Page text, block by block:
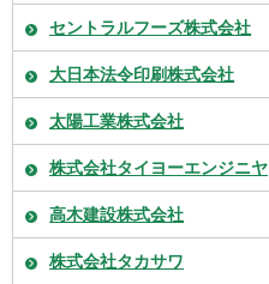
セントラルフーズ株式会社
大日本法令印刷株式会社
太陽工業株式会社
株式会社タイヨーエンジニヤ
高木建設株式会社
株式会社タカサワ